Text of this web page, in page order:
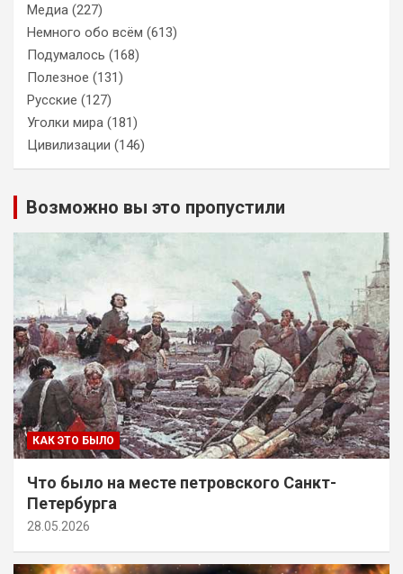
Медиа (227)
Немного обо всём (613)
Подумалось (168)
Полезное (131)
Русские (127)
Уголки мира (181)
Цивилизации (146)
Возможно вы это пропустили
КАК ЭТО БЫЛО
Что было на месте петровского Санкт-
Петербурга
28.05.2026